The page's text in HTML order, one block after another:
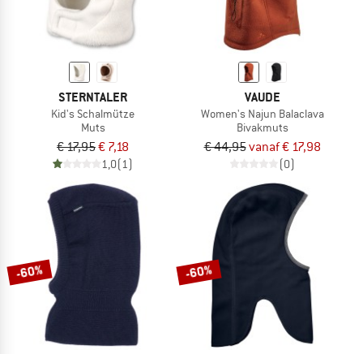
STERNTALER
Kid's Schalmütze
Muts
€ 17,95€ 7,18
1,0(1)
VAUDE
Women's Najun Balaclava
Bivakmuts
€ 44,95vanaf € 17,98
(0)
-60% -60%